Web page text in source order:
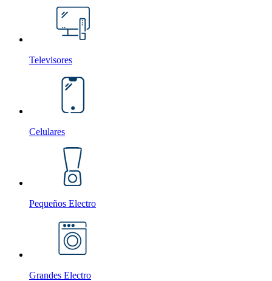
Televisores
Celulares
Pequeños Electro
Grandes Electro